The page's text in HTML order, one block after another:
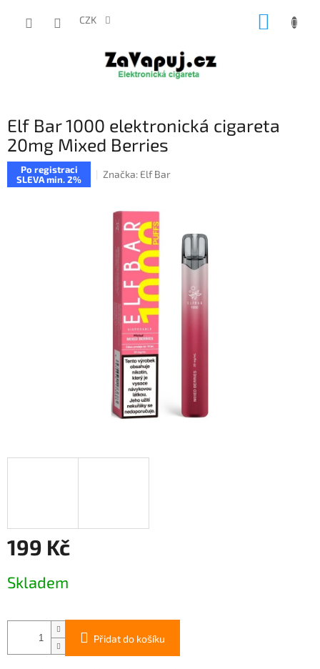
CZK
Elf Bar 1000 elektronická cigareta
20mg Mixed Berries
Po registraci
SLEVA min. 2%
Značka: Elf Bar
199 Kč
cena:
Skladem
Přidat do košíku